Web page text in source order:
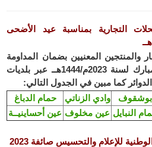
التجارية بمناسبة عيد الأضحى
والمنتجين المعنيين بضمان المداومة
خلال أيام عيد الأضحى المبارك لسنة 2023م/1444هــ عبر بلديات
كما مبين في الجدول التالي:
حمام الدباغ
وادي الزناتي بوشقوف
عين أحساينيــة عين مخلوف النبايل
للإعلام والتحسيس صائفة 2023